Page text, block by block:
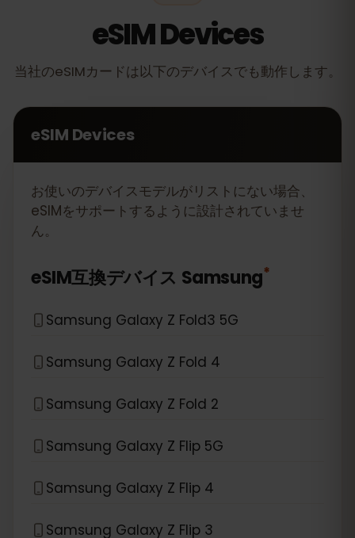
eSIM Devices
当社のeSIMカードは以下のデバイスでも動作します。
eSIM Devices
お使いのデバイスモデルがリストにない場合、
eSIMをサポートするように設計されていませ
ん。
eSIM互換デバイス Samsung*
Samsung Galaxy Z Fold3 5G
Samsung Galaxy Z Fold 4
Samsung Galaxy Z Fold 2
Samsung Galaxy Z Flip 5G
Samsung Galaxy Z Flip 4
Samsung Galaxy Z Flip 3